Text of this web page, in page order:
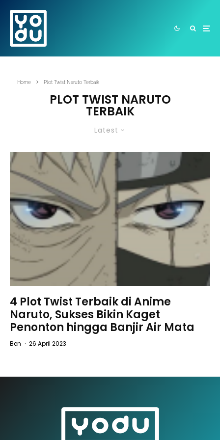
Home Plot Twist Naruto Terbaik
PLOT TWIST NARUTO
TERBAIK
Latest
4 Plot Twist Terbaik di Anime
Naruto, Sukses Bikin Kaget
Penonton hingga Banjir Air Mata
Ben · 26 April 2023